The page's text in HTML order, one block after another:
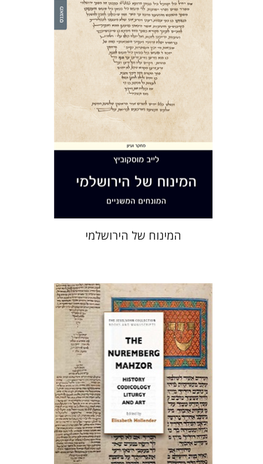
לייב מוסקוביץ
הנחת אתר ספר מודפס
$49
$44
המינוח של הירושלמי
אליזבט הולנדר